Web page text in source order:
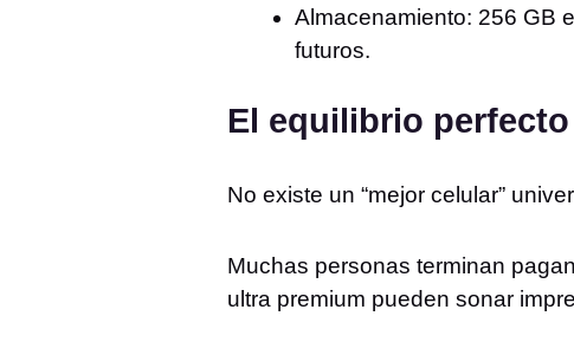
Almacenamiento: 256 GB
futuros.
El equilibrio
No existe un “mejor celular”
Muchas personas terminan
ultra premium pueden sonar